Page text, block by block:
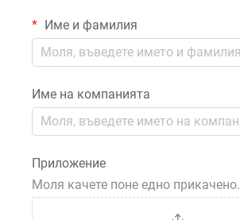
Име и фамилия
Име на компанията
Приложение
Моля качете поне едно прикачено.